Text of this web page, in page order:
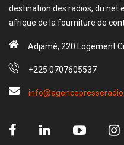
destination des radios, du net
afrique de la fourniture de
Adjamé, 220 Logement
+225 0707605537